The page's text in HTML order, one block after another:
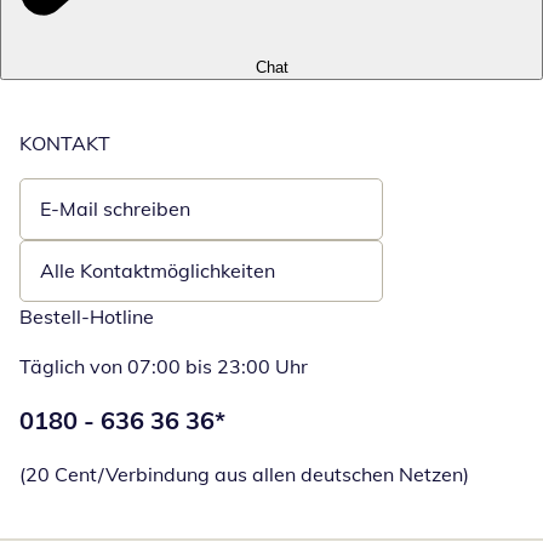
Chat
KONTAKT
E-Mail schreiben
Öffnet E-Mail-Client
Alle Kontaktmöglichkeiten
Bestell-Hotline
Täglich von 07:00 bis 23:00 Uhr
Telefonnummer:
0180 - 636 36 36*
(20 Cent/Verbindung aus allen deutschen Netzen)